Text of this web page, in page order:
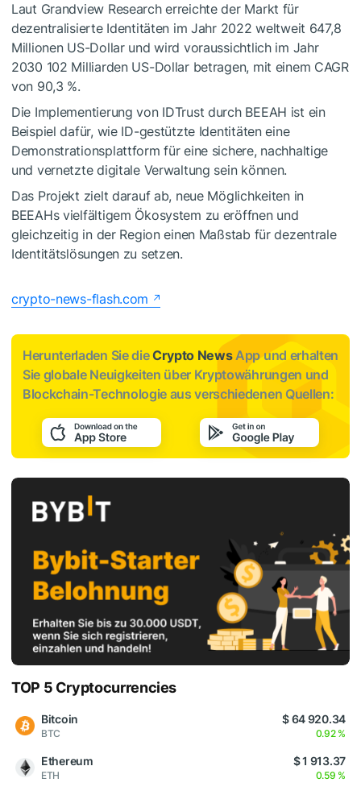
Laut Grandview Research erreichte der Markt für
dezentralisierte Identitäten im Jahr 2022 weltweit 647,8
Millionen US-Dollar und wird voraussichtlich im Jahr
2030 102 Milliarden US-Dollar betragen, mit einem CAGR
von 90,3 %.
Die Implementierung von IDTrustdurch BEEAH ist ein
Beispiel dafür, wie ID-gestützte Identitäten eine
Demonstrationsplattform für eine sichere, nachhaltige
und vernetzte digitale Verwaltung sein können.
Das Projekt zielt darauf ab, neue Möglichkeiten in
BEEAHsvielfältigem Ökosystem zu eröffnen und
gleichzeitig in der Region einen Maßstab für dezentrale
Identitätslösungen zu setzen.
crypto-news-flash.com
Herunterladen Sie dieCrypto NewsApp und erhalten
Sie globale Neuigkeiten über Kryptowährungen und
Blockchain-Technologie aus verschiedenen Quellen:
TOP 5 Cryptocurrencies
Bitcoin
BTC
$ 64 920.34
0.92 %
Ethereum
ETH
$ 1 913.37
0.59 %